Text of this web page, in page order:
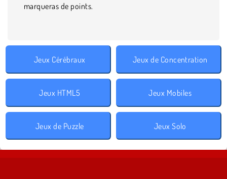
marqueras de points.
Jeux Cérébraux Jeux de Concentration
Jeux HTML5 Jeux Mobiles
Jeux de Puzzle Jeux Solo